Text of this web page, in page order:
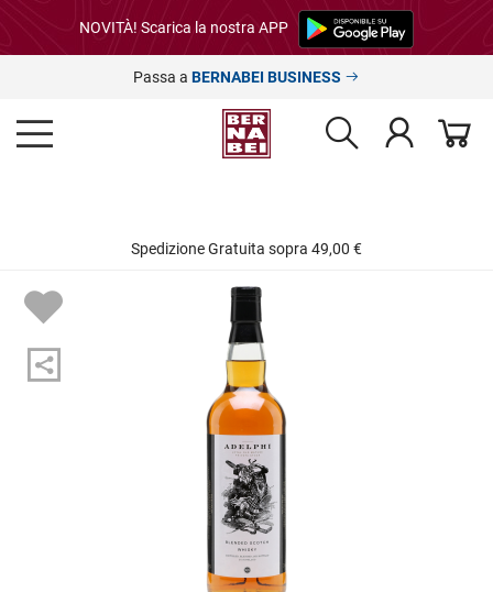
NOVITÀ! Scarica la nostra APP
Passa a BERNABEI BUSINESS
Spedizione Gratuita sopra 49,00 €